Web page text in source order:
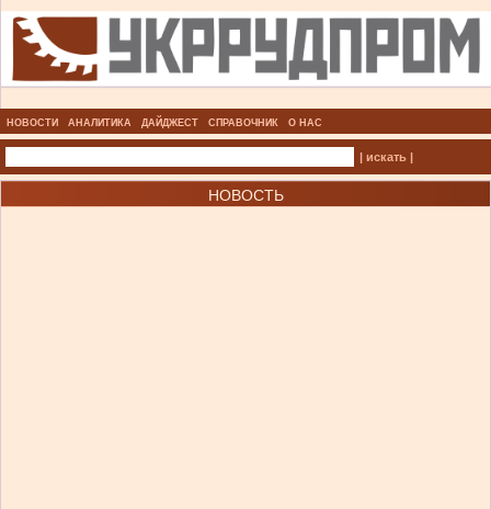
НОВОСТИ АНАЛИТИКА ДАЙДЖЕСТ СПРАВОЧНИК О НАС
| искать |
НОВОСТЬ